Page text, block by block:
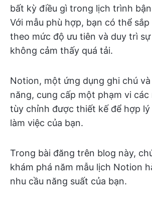
bất kỳ điều gì trong lịch trình
Với mẫu phù hợp, bạn có thể
theo mức độ ưu tiên và duy trì
không cảm thấy quá tải.
Notion, một ứng dụng ghi chú
năng, cung cấp một phạm vi các
tùy chỉnh được thiết kế để hợp
làm việc của bạn.
Trong bài đăng trên blog này,
khám phá năm mẫu lịch Notion
nhu cầu năng suất của bạn.